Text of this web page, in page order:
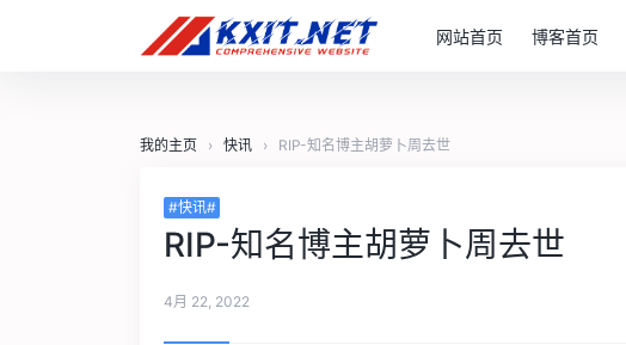
网站首页 博客首页
我的主页 › 快讯 › RIP-知名博主胡萝卜周去世
#快讯#
RIP-知名博主胡萝卜周去世
4月 22, 2022